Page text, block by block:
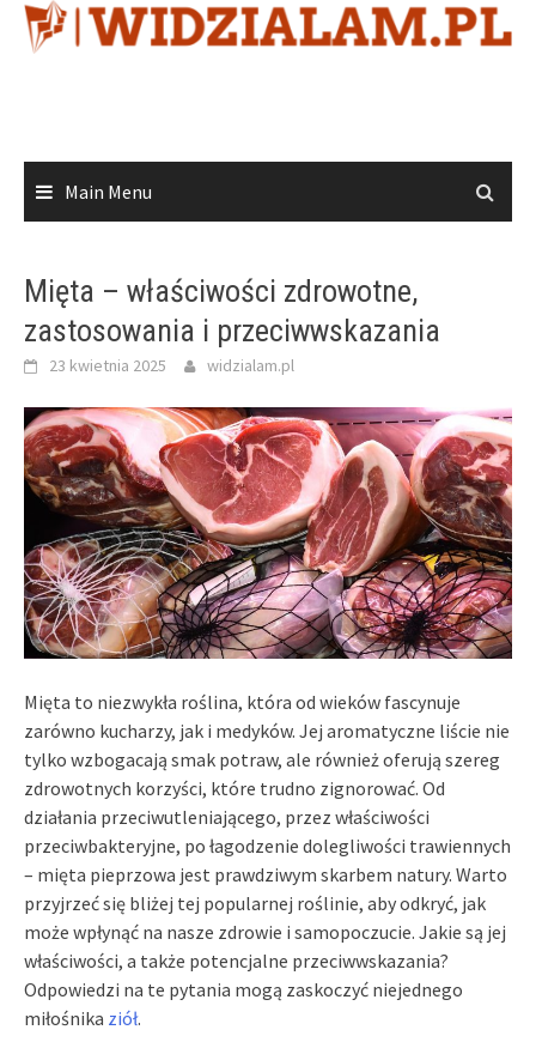
Skip
Main Menu
Mięta – właściwości zdrowotne,
zastosowania i przeciwwskazania
23 kwietnia 2025 widzialam.pl
Mięta to niezwykła roślina, która od wieków fascynuje
zarówno kucharzy, jak i medyków. Jej aromatyczne liście nie
tylko wzbogacają smak potraw, ale również oferują szereg
zdrowotnych korzyści, które trudno zignorować. Od
działania przeciwutleniającego, przez właściwości
przeciwbakteryjne, po łagodzenie dolegliwości trawiennych
– mięta pieprzowa jest prawdziwym skarbem natury. Warto
przyjrzeć się bliżej tej popularnej roślinie, aby odkryć, jak
może wpłynąć na nasze zdrowie i samopoczucie. Jakie są jej
właściwości, a także potencjalne przeciwwskazania?
Odpowiedzi na te pytania mogą zaskoczyć niejednego
miłośnika ziół.